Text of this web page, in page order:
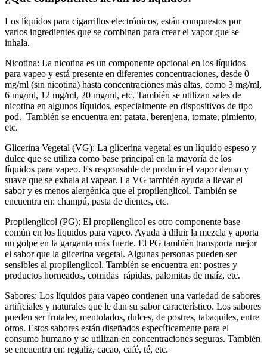
Los líquidos para cigarrillos electrónicos, están compuestos por
varios ingredientes que se combinan para crear el vapor que se
inhala.
Nicotina: La nicotina es un componente opcional en los líquidos
para vapeo y está presente en diferentes concentraciones, desde 0
mg/ml (sin nicotina) hasta concentraciones más altas, como 3 mg/ml,
6 mg/ml, 12 mg/ml, 20 mg/ml, etc. También se utilizan sales de
nicotina en algunos líquidos, especialmente en dispositivos de tipo
pod. También se encuentra en: patata, berenjena, tomate, pimiento,
etc.
Glicerina Vegetal (VG): La glicerina vegetal es un líquido espeso y
dulce que se utiliza como base principal en la mayoría de los
líquidos para vapeo. Es responsable de producir el vapor denso y
suave que se exhala al vapear. La VG también ayuda a llevar el
sabor y es menos alergénica que el propilenglicol. También se
encuentra en: champú, pasta de dientes, etc.
Propilenglicol (PG): El propilenglicol es otro componente base
común en los líquidos para vapeo. Ayuda a diluir la mezcla y aporta
un golpe en la garganta más fuerte. El PG también transporta mejor
el sabor que la glicerina vegetal. Algunas personas pueden ser
sensibles al propilenglicol. También se encuentra en: postres y
productos horneados, comidas rápidas, palomitas de maíz, etc.
Sabores: Los líquidos para vapeo contienen una variedad de sabores
artificiales y naturales que le dan su sabor característico. Los sabores
pueden ser frutales, mentolados, dulces, de postres, tabaquiles, entre
otros. Estos sabores están diseñados específicamente para el
consumo humano y se utilizan en concentraciones seguras. También
se encuentra en: regaliz, cacao, café, té, etc.